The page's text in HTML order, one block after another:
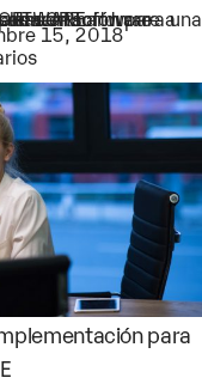
para una implementación exitosa de vCPE
entrada
15, 2018
en CPE virtual:
para